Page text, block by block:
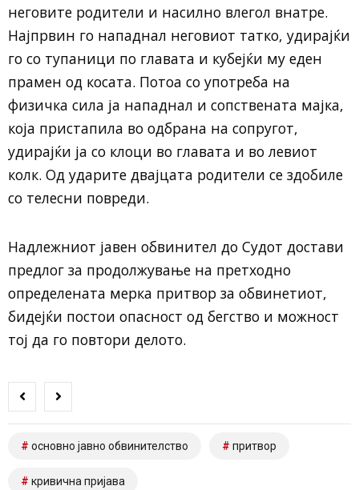
неговите родители и насилно влегол внатре.
Најпрвин го нападнал неговиот татко, удирајќи
го со тупаници по главата и кубејќи му еден
прамен од косата. Потоа со употреба на
физичка сила ја нападнал и сопствената мајка,
која пристапила во одбрана на сопругот,
удирајќи ја со клоци во главата и во левиот
колк. Од ударите двајцата родители се здобиле
со телесни повреди.
Надлежниот јавен обвинител до Судот достави
предлог за продолжување на претходно
определената мерка притвор за обвинетиот,
бидејќи постои опасност од бегство и можност
тој да го повтори делото.​
основно јавно обвинителство притвор
кривична пријава